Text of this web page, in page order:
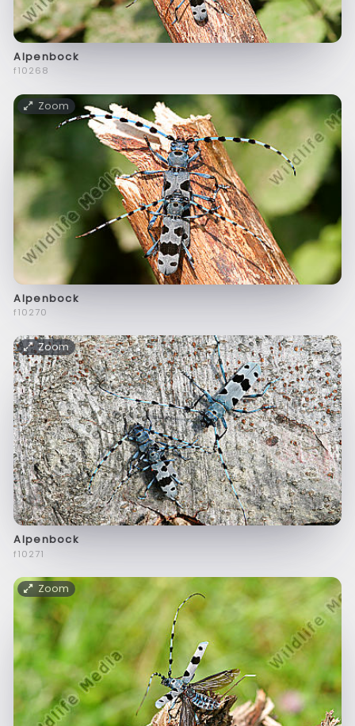
Alpenbock
f10268
Zoom
Alpenbock
f10270
Zoom
Alpenbock
f10271
Zoom